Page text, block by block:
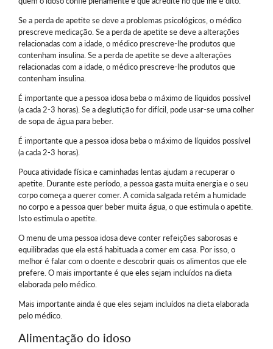
Se a perda de apetite se deve a problemas psicológicos, o médico
prescreve medicação. Se a perda de apetite se deve a alterações
relacionadas com a idade, o médico prescreve-lhe produtos que
contenham insulina. Se a perda de apetite se deve a alterações
relacionadas com a idade, o médico prescreve-lhe produtos que
contenham insulina.
É importante que a pessoa idosa beba o máximo de líquidos possível
(a cada 2-3 horas). Se a deglutição for difícil, pode usar-se uma colher
de sopa de água para beber.
É importante que a pessoa idosa beba o máximo de líquidos possível
(a cada 2-3 horas).
Pouca atividade física e caminhadas lentas ajudam a recuperar o
apetite. Durante este período, a pessoa gasta muita energia e o seu
corpo começa a querer comer. A comida salgada retém a humidade
no corpo e a pessoa quer beber muita água, o que estimula o apetite.
Isto estimula o apetite.
O menu de uma pessoa idosa deve conter refeições saborosas e
equilibradas que ela está habituada a comer em casa. Por isso, o
melhor é falar com o doente e descobrir quais os alimentos que ele
prefere. O mais importante é que eles sejam incluídos na dieta
elaborada pelo médico.
Mais importante ainda é que eles sejam incluídos na dieta elaborada
pelo médico.
Alimentação do idoso